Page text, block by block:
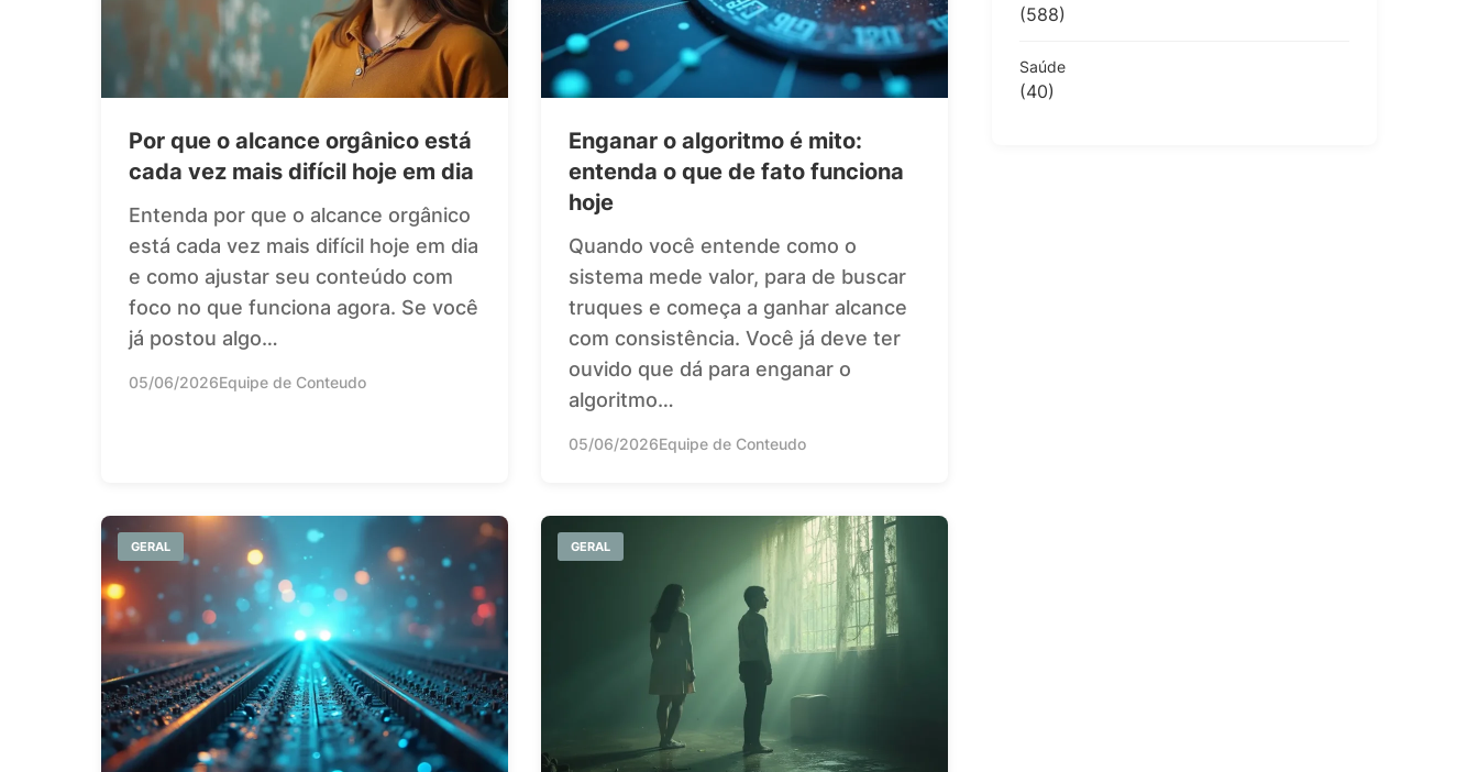
Por que o alcance orgânico está
cada vez mais difícil hoje em dia
Entenda por que o alcance orgânico
está cada vez mais difícil hoje em dia
e como ajustar seu conteúdo com
foco no que funciona agora. Se você
já postou algo…
05/06/2026Equipe de Conteudo
Enganar o algoritmo é mito:
entenda o que de fato funciona
hoje
Quando você entende como o
sistema mede valor, para de buscar
truques e começa a ganhar alcance
com consistência. Você já deve ter
ouvido que dá para enganar o
algoritmo…
05/06/2026Equipe de Conteudo
GERAL GERAL
(588)
Saúde
(40)